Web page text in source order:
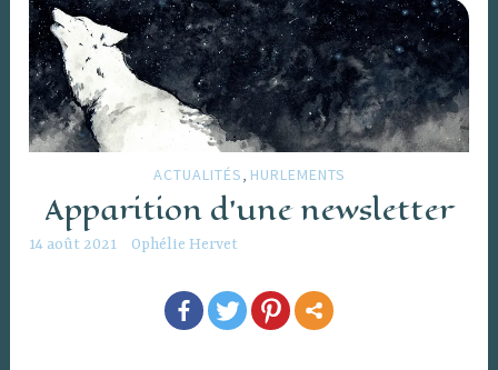
ACTUALITÉS HURLEMENTS
Apparition d’une newsletter
14 août 2021 Ophélie Hervet